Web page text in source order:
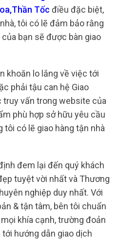
Tốc điều đặc biệt,
tôi có lẽ đảm bảo rằng
bạn sẽ được bàn giao
khoăn lo lắng về việc tới
phải tậu can hệ Giao
truy vấn trong website của
phù hợp sở hữu yêu cầu
tôi có lẽ giao hàng tận nhà
đem lại đến quý khách
tuyệt vời nhất và Thương
nghiệp duy nhất. Với
& tận tâm, bên tôi chuẩn
khía cạnh, trường đoản
hướng dẫn giao dịch